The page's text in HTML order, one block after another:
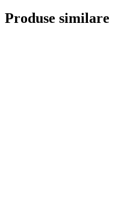
Produse similare